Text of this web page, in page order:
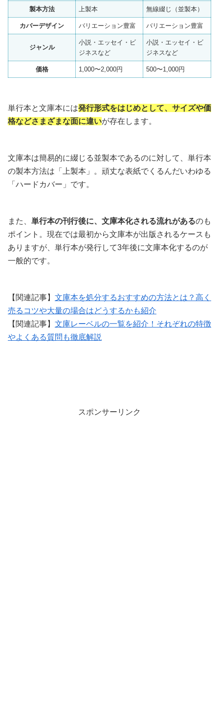
製本方法 上製本 無線綴じ（並製本）
カバーデザイン バリエーション豊富 バリエーション豊富
ジャンル
小説・エッセイ・ビ
ジネスなど
小説・エッセイ・ビ
ジネスなど
価格 1,000〜2,000円 500〜1,000円
単行本と文庫本には発行形式をはじめとして、 サイズや価
格などさまざまな面に違いが存在します。
文庫本は簡易的に綴じる並製本であるのに対して、単行本
の製本方法は「上製本」。頑丈な表紙でくるんだいわゆる
「ハードカバー」です。
また、 単行本の刊行後に、文庫本化される流れがあるのも
ポイント。現在では最初から文庫本が出版されるケースも
ありますが、単行本が発行して3年後に文庫本化するのが
一般的です。
【関連記事】 文庫本を処分するおすすめの方法とは？高く
売るコツや大量の場合はどうするかも紹介
【関連記事】 文庫レーベルの一覧を紹介！それぞれの特徴
やよくある質問も徹底解説
スポンサーリンク